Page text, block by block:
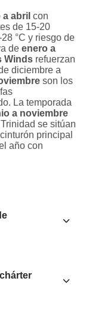
abril con
de 15-20
°C y riesgo de
de enero a
Winds refuerzan
diciembre a
son los
La temporada
a noviembre
se sitúan
principal
año con